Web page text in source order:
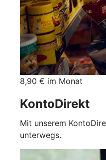
8,90 € im Monat
KontoDirekt
Mit unserem
unterwegs.